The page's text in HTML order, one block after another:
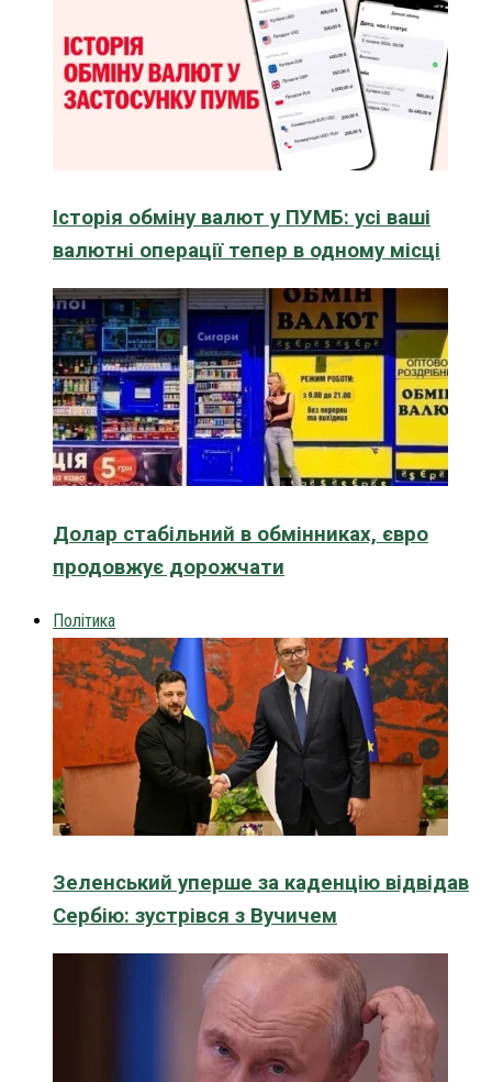
Історія обміну валют у ПУМБ: усі ваші
валютні операції тепер в одному місці
Долар стабільний в обмінниках, євро
продовжує дорожчати
Політика
Зеленський уперше за каденцію відвідав
Сербію: зустрівся з Вучичем